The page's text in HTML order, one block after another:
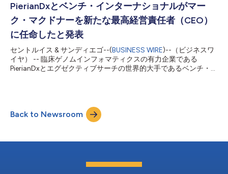
点でのPierianDxプラットフォームの使用範囲は、重要な世界市場
においてTruSight Oncology 500製品ポートフォリオを対象とす
るゲノムレポート作成の支援となっています。 包括的なNGS検
査の実施と付随するゲノムレポートの作成はかつて、商業ラボに
試料を送付して行う検査を通じてしか達成できませんでした。た
だし医療機関はラボに送付する形で検査を実施する場合、試料、
結果判明までの時間、品質に対するコントロールを手放すこ...
PierianDxとベンチ・インターナショナルがマー
ク・マクドナーを新たな最高経営責任者（CEO）
に任命したと発表
セントルイス & サンディエゴ--(BUSINESS WIRE)--（ビジネスワ
イヤ） -- 臨床ゲノムインフォマティクスの有力企業である
PierianDxとエグゼクティブサーチの世界的大手であるベンチ・イ
解釈ナレッジベース、統合型インフラ、がんと遺伝性疾患の両方
の臨床ゲノムレポートを通じて精密医療を実現する当社独自の価
値提案の実現を支えていきます。マクドナーは、取締役会長のジ
PierianDxの取締役会長を務めます。 ジョー・ブーラディは、次
います。当社の発展にとって好都合のこの時期にマクドナーを
PierianDxファミリーに迎えられて非常にうれしく思います。マク
Back to Newsroom